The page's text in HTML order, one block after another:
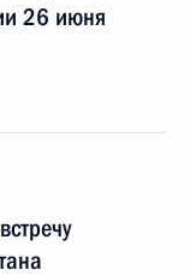
26 июня